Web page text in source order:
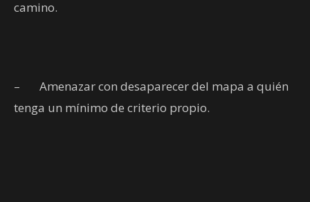
camino.
–
Amenazar con desaparecer del mapa a quién
tenga un mínimo de criterio propio.